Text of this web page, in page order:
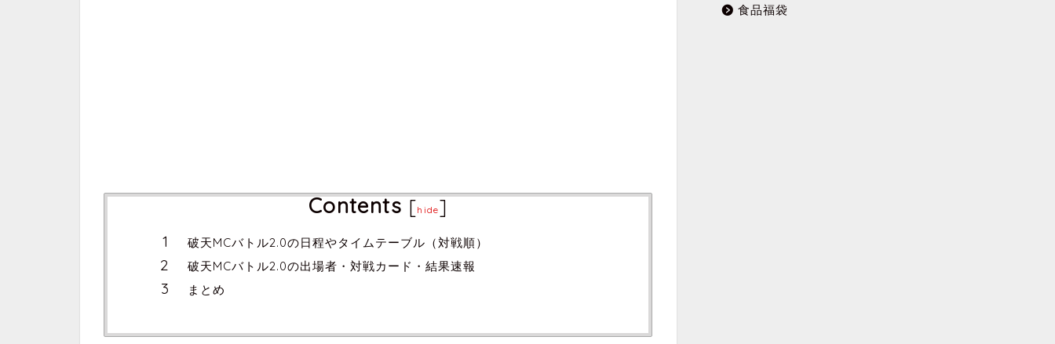
Contents [hide]
破天MCバトル2.0の日程やタイムテーブル（対戦順）
破天MCバトル2.0の出場者・対戦カード・結果速報
まとめ
食品福袋